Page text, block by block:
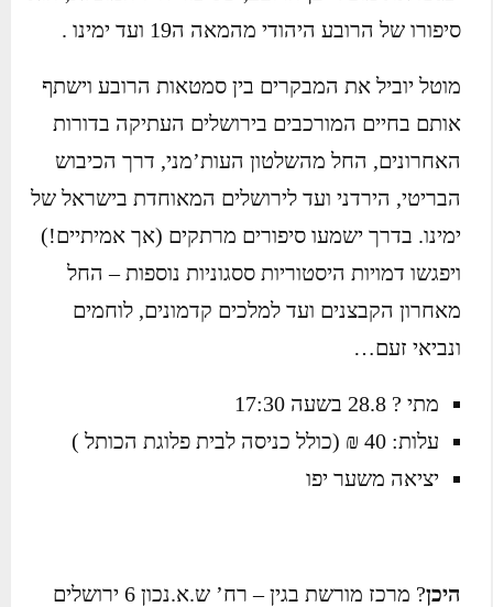
סיפורו של הרובע היהודי מהמאה ה19 ועד ימינו .
מוטל יוביל את המבקרים בין סמטאות הרובע וישתף
אותם בחיים המורכבים בירושלים העתיקה בדורות
האחרונים, החל מהשלטון העות’מני, דרך הכיבוש
הבריטי, הירדני ועד לירושלים המאוחדת בישראל של
ימינו. בדרך ישמעו סיפורים מרתקים (אך אמיתיים!)
ויפגשו דמויות היסטוריות ססגוניות נוספות – החל
מאחרון הקבצנים ועד למלכים קדמונים, לוחמים
ונביאי זעם…
מתי ? 28.8 בשעה 17:30
עלות: 40 ₪ (כולל כניסה לבית פלוגת הכותל )
יציאה משער יפו
היכן
? מרכז מורשת בגין – רח’ ש.א.נכון 6 ירושלים